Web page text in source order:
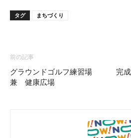
タグ まちづくり
前の記事
グラウンドゴルフ練習場
兼 健康広場
完